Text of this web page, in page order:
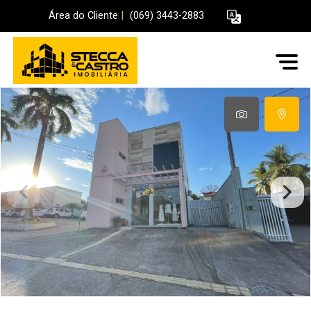
Área do Cliente (069) 3443-2883